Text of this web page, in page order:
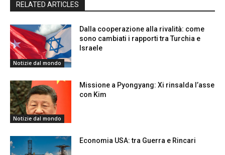
RELATED ARTICLES
Notizie dal mondo
Dalla cooperazione alla rivalità: come
sono cambiati i rapporti tra Turchia e
Israele
Notizie dal mondo
Missione a Pyongyang: Xi rinsalda l’asse
con Kim
Economia USA: tra Guerra e Rincari